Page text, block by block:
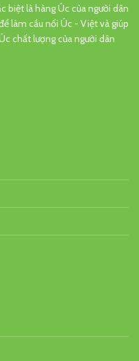
biệt là hàng Úc của người dân
làm cầu nối Úc - Việt và giúp
chất lượng của người dân